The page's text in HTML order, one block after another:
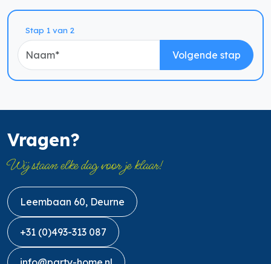
Stap 1 van 2
Naam
Volgende stap
Vragen?
Wij staan elke dag voor je klaar!
Leembaan 60, Deurne
+31 (0)493-313 087